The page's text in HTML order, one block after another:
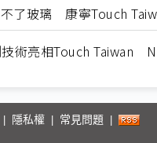
了玻璃 康寧Touch
術亮相Touch Taiwan
隱私權 常見問題